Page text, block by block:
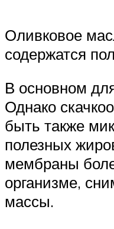
Оливковое
содержатся
В основном
Однако
быть также
полезных
мембраны
организме,
массы.